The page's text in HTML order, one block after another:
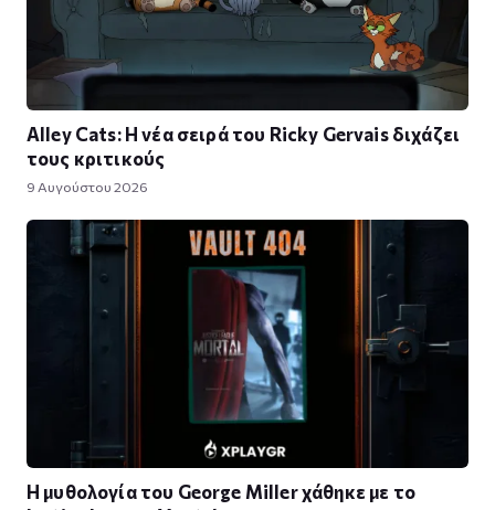
Alley Cats: Η νέα σειρά του Ricky Gervais διχάζει
τους κριτικούς
9 Αυγούστου 2026
Η μυθολογία του George Miller χάθηκε με το